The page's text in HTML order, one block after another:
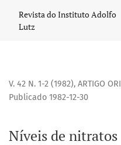
Revista do Instituto Adolfo
Lutz
V. 42 N. 1-2 (1982), ARTIGO
Níveis de
Publicado 1982-12-30